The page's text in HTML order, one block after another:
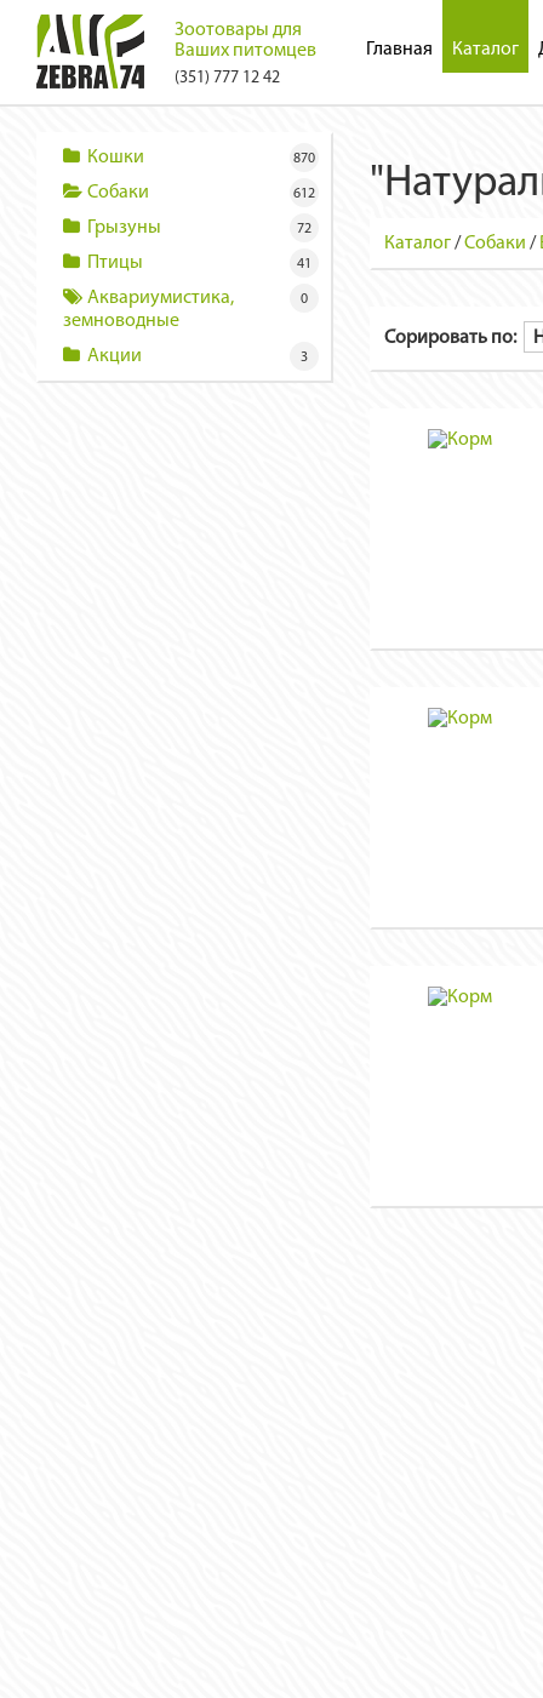
Зоотовары для
Ваших питомцев
(351) 777 12 42
Главная Каталог
Кошки 870
Собаки 612
Грызуны 72
Птицы 41
Аквариумистика,
земноводные
0
Акции 3
Каталог/Собаки /
Сорировать по: